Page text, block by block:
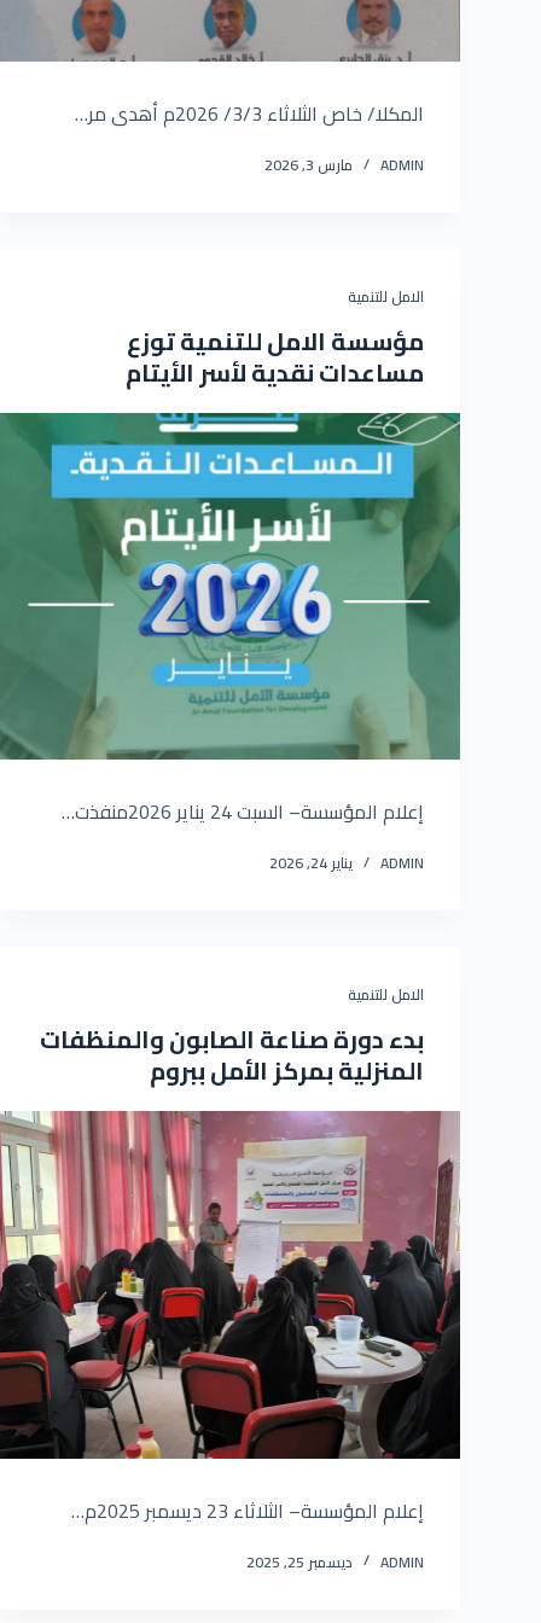
المكلا/ خاص الثلاثاء 3/3/ 2026م أهدى مر…
ADMIN مارس 3, 2026
الامل للتنمية
مؤسسة الامل للتنمية توزع
مساعدات نقدية لأسر الأيتام
إعلام المؤسسة– السبت 24 يناير 2026منفذت…
ADMIN يناير 24, 2026
الامل للتنمية
بدء دورة صناعة الصابون والمنظفات
المنزلية بمركز الأمل ببروم
إعلام المؤسسة– الثلاثاء 23 ديسمبر 2025م…
ADMIN ديسمبر 25, 2025